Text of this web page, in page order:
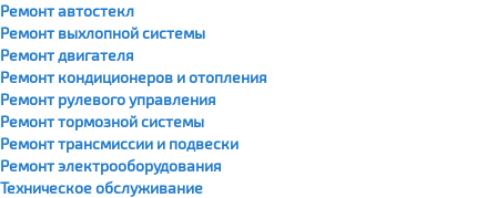
Ремонт автостекл
Ремонт выхлопной системы
Ремонт двигателя
Ремонт кондиционеров и отопления
Ремонт рулевого управления
Ремонт тормозной системы
Ремонт трансмиссии и подвески
Ремонт электрооборудования
Техническое обслуживание